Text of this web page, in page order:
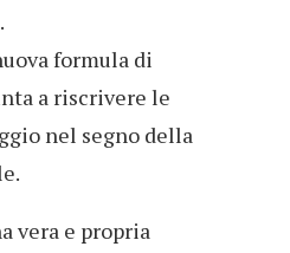
formula di
a riscrivere le
nel segno della
vera e propria